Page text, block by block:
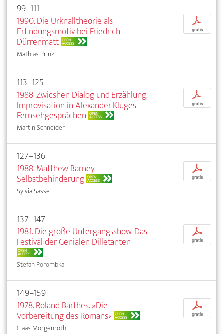
99–111
1990. Die Urknalltheorie als
Erfindungsmotiv bei Friedrich
Dürrenmatt OPEN
ACCESS
Mathias Prinz
p
gratis
113–125
1988. Zwicshen Dialog und Erzählung.
Improvisation in Alexander Kluges
Fernsehgesprächen OPEN
ACCESS
Martin Schneider
p
gratis
127–136
1988. Matthew Barney.
Selbstbehinderung OPEN
ACCESS
Sylvia Sasse
p
gratis
137–147
1981. Die große Untergangsshow. Das
Festival der Genialen Dilletanten
OPEN
ACCESS
Stefan Porombka
p
gratis
149–159
1978. Roland Barthes. »Die
Vorbereitung des Romans« OPEN
ACCESS
Claas Morgenroth
p
gratis